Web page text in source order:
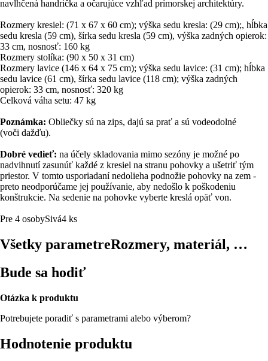
navlhčená handrička a očarujúce vzhľad prímorskej architektúry.
Rozmery kresiel: (71 x 67 x 60 cm); výška sedu kresla: (29 cm);, hĺbka
sedu kresla (59 cm), šírka sedu kresla (59 cm), výška zadných opierok:
33 cm, nosnosť: 160 kg
Rozmery stolíka: (90 x 50 x 31 cm)
Rozmery lavice (146 x 64 x 75 cm); výška sedu lavice: (31 cm); hĺbka
sedu lavice (61 cm), šírka sedu lavice (118 cm); výška zadných
opierok: 33 cm, nosnosť: 320 kg
Celková váha setu: 47 kg
Poznámka: Obliečky sú na zips, dajú sa prať a sú vodeodolné
(voči dažďu).
Dobré vedieť: na účely skladovania mimo sezóny je možné po
nadvihnutí zasunúť každé z kresiel na stranu pohovky a ušetriť tým
priestor. V tomto usporiadaní nedolieha podnožie pohovky na zem -
preto neodporúčame jej používanie, aby nedošlo k poškodeniu
konštrukcie. Na sedenie na pohovke vyberte kreslá opäť von.
Pre 4 osobySivá4 ks
Všetky parametreRozmery, materiál, …
Bude sa hodiť
Otázka k produktu
Potrebujete poradiť s parametrami alebo výberom?
Hodnotenie produktu